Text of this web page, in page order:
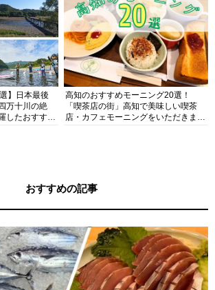
】日本最後
万十川の絶
したおすすめ
高知のおすすめモーニング20選！
「喫茶店の街」高知で美味しい喫茶
店・カフェモーニングをいただきま
おすすめの記事